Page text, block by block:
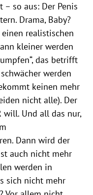
– so aus: Der Penis
Drama, Baby?
realistischen
kleiner werden
das betrifft
werden
keinen mehr
nicht alle). Der
will. Und all das nur,
Dann wird der
auch nicht mehr
werden in
sich nicht mehr